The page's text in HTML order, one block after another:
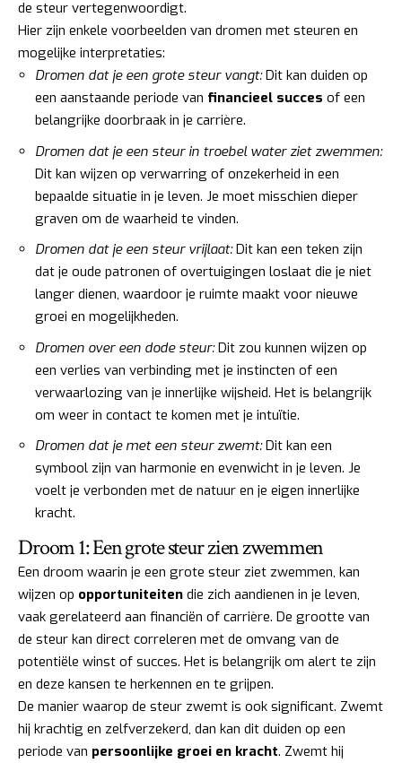
de steur vertegenwoordigt.
Hier zijn enkele voorbeelden van dromen met steuren en
mogelijke interpretaties:
Dromen dat je een grote steur vangt:Dit kan duiden op
een aanstaande periode van financieel succes of een
belangrijke doorbraak in je carrière.
Dromen dat je een steur in troebel water ziet zwemmen:
Dit kan wijzen op verwarring of onzekerheid in een
bepaalde situatie in je leven. Je moet misschien dieper
graven om de waarheid te vinden.
Dromen dat je een steur vrijlaat:Dit kan een teken zijn
dat je oude patronen of overtuigingen loslaat die je niet
langer dienen, waardoor je ruimte maakt voor nieuwe
groei en mogelijkheden.
Dromen over een dode steur:Dit zou kunnen wijzen op
een verlies van verbinding met je instincten of een
verwaarlozing van je innerlijke wijsheid. Het is belangrijk
om weer in contact te komen met je intuïtie.
Dromen dat je met een steur zwemt:Dit kan een
symbool zijn van harmonie en evenwicht in je leven. Je
voelt je verbonden met de natuur en je eigen innerlijke
kracht.
Droom 1: Een grote steur zien zwemmen
Een droom waarin je een grote steur ziet zwemmen, kan
wijzen op opportuniteiten die zich aandienen in je leven,
vaak gerelateerd aan financiën of carrière. De grootte van
de steur kan direct correleren met de omvang van de
potentiële winst of succes. Het is belangrijk om alert te zijn
en deze kansen te herkennen en te grijpen.
De manier waarop de steur zwemt is ook significant. Zwemt
hij krachtig en zelfverzekerd, dan kan dit duiden op een
periode van persoonlijke groei en kracht. Zwemt hij